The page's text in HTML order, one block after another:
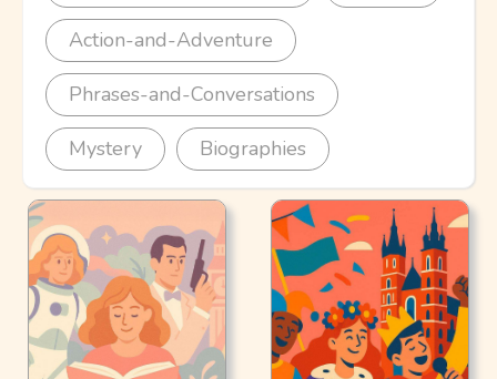
Action-and-Adventure
Phrases-and-Conversations
Mystery Biographies